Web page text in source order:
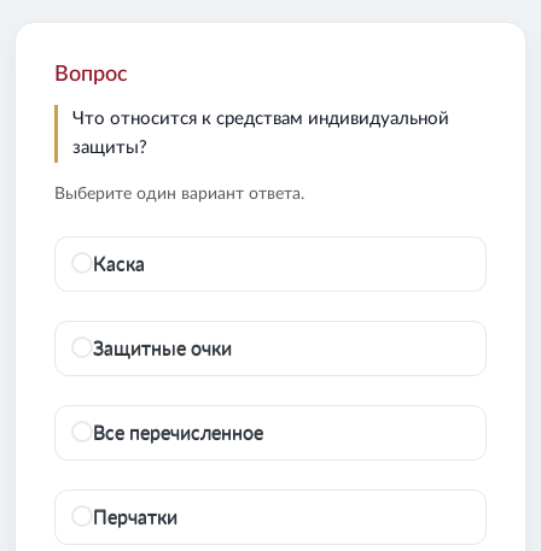
Вопрос
Что относится к средствам индивидуальной
защиты?
Выберите один вариант ответа.
Каска
Защитные очки
Все перечисленное
Перчатки